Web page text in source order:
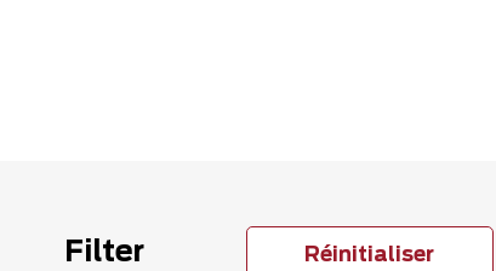
Filter Réinitialiser